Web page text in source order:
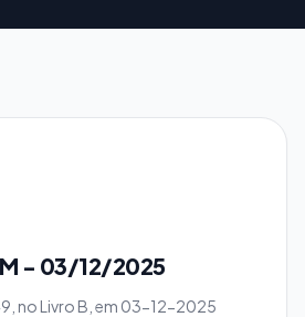
- 03/12/2025
no Livro B, em 03-12-2025